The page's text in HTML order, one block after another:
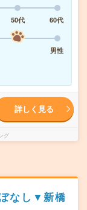
50代
60代
男性
詳しく見る
グ
なし▼新橋